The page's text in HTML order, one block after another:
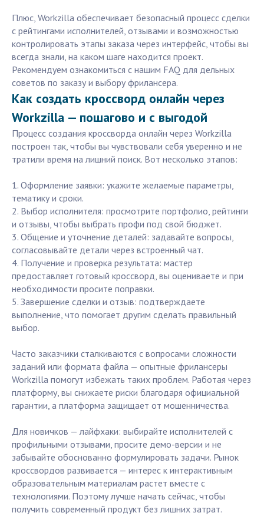
Плюс, Workzilla обеспечивает безопасный процесс сделки
с рейтингами исполнителей, отзывами и возможностью
контролировать этапы заказа через интерфейс, чтобы вы
всегда знали, на каком шаге находится проект.
Рекомендуем ознакомиться с нашим FAQ для дельных
советов по заказу и выбору фрилансера.
Как создать кроссворд онлайн через
Workzilla — пошагово и с выгодой
Процесс создания кроссворда онлайн через Workzilla
построен так, чтобы вы чувствовали себя уверенно и не
тратили время на лишний поиск. Вот несколько этапов:
1. Оформление заявки: укажите желаемые параметры,
тематику и сроки.
2. Выбор исполнителя: просмотрите портфолио, рейтинги
и отзывы, чтобы выбрать профи под свой бюджет.
3. Общение и уточнение деталей: задавайте вопросы,
согласовывайте детали через встроенный чат.
4. Получение и проверка результата: мастер
предоставляет готовый кроссворд, вы оцениваете и при
необходимости просите поправки.
5. Завершение сделки и отзыв: подтверждаете
выполнение, что помогает другим сделать правильный
выбор.
Часто заказчики сталкиваются с вопросами сложности
заданий или формата файла — опытные фрилансеры
Workzilla помогут избежать таких проблем. Работая через
платформу, вы снижаете риски благодаря официальной
гарантии, а платформа защищает от мошенничества.
Для новичков — лайфхаки: выбирайте исполнителей с
профильными отзывами, просите демо-версии и не
забывайте обоснованно формулировать задачи. Рынок
кроссвордов развивается — интерес к интерактивным
образовательным материалам растет вместе с
технологиями. Поэтому лучше начать сейчас, чтобы
получить современный продукт без лишних затрат.